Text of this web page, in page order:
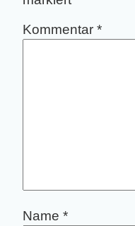
Kommentar *
Name *